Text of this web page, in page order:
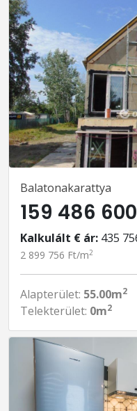
Balatonakarattya
159 486
Kalkulált € ár: 435
2 899 756 Ft/m2
Alapterület: 55.00m2
Telekterület: 0m2